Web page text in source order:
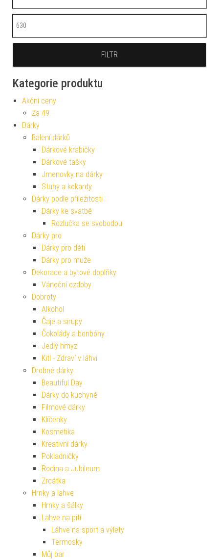
Maximální cena
FILTR
Kategorie produktu
Akční ceny
Za 49
Dárky
Balení dárků
Dárkové krabičky
Dárkové tašky
Jmenovky na dárky
Stuhy a kokardy
Dárky podle příležitosti
Dárky ke svatbě
Rozlučka se svobodou
Dárky pro
Dárky pro děti
Dárky pro muže
Dekorace a bytové doplňky
Vánoční ozdoby
Dobroty
Alkohol
Čaje a sirupy
Čokolády a bonbóny
Jedlý hmyz
Kitl - Zdraví v láhvi
Drobné dárky
Beautiful Day
Dárky do kuchyně
Filmové dárky
Klíčenky
Kosmetika
Kreativní dárky
Pokladničky
Rodina a Jubileum
Zrcátka
Hrnky a lahve
Hrnky a šálky
Lahve na pití
Láhve na sport a výlety
Termosky
Můj bar